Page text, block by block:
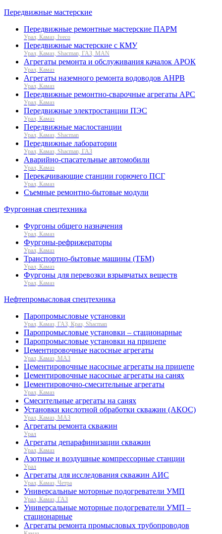
Передвижные мастерские
Передвижные ремонтные мастерские ПАРМ
Урал, Камаз, Iveco
Передвижные мастерские с КМУ
Урал, Камаз, Shacman, ГАЗ, MAN
Агрегаты ремонта и обслуживания качалок АРОК
Урал, Камаз
Агрегаты наземного ремонта водоводов АНРВ
Урал, Камаз
Передвижные ремонтно-сварочные агрегаты АРС
Урал, Камаз
Передвижные электростанции ПЭС
Урал, Камаз
Передвижные маслостанции
Урал, Камаз, Shacman
Передвижные лаборатории
Урал, Камаз, Shacman, ГАЗ
Аварийно-спасательные автомобили
Урал, Камаз
Перекачивающие станции горючего ПСГ
Урал, Камаз
Съемные ремонтно-бытовые модули
Фургонная спецтехника
Фургоны общего назначения
Урал, Камаз
Фургоны-рефрижераторы
Урал, Камаз
Транспортно-бытовые машины (ТБМ)
Урал, Камаз
Фургоны для перевозки взрывчатых веществ
Урал, Камаз
Нефтепромысловая спецтехника
Паропромысловые установки
Урал, Камаз, ГАЗ, Краз, Shacman
Паропромысловые установки – стационарные
Паропромысловые установки на прицепе
Цементировочные насосные агрегаты
Урал, Камаз, МАЗ
Цементировочные насосные агрегаты на прицепе
Цементировочные насосные агрегаты на санях
Цементировочно-смесительные агрегаты
Урал, Камаз
Смесительные агрегаты на санях
Установки кислотной обработки скважин (АКОС)
Урал, Камаз, МАЗ
Агрегаты ремонта скважин
Урал
Агрегаты депарафинизации скважин
Урал, Камаз
Азотные и воздушные компрессорные станции
Урал
Агрегаты для исследования скважин АИС
Урал, Камаз, Четра
Универсальные моторные подогреватели УМП
Урал, Камаз, ГАЗ
Универсальные моторные подогреватели УМП –
стационарные
Агрегаты ремонта промысловых трубопроводов